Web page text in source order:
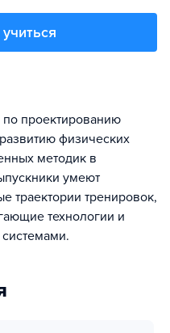
по проектированию
физических
методик в
умеют
траектории тренировок,
технологии и